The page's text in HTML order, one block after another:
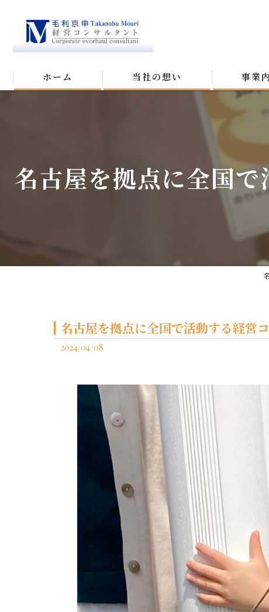
ホーム 当社の想い 事業
名古屋を拠点に全国
名古屋を拠点に全国で活動する経営
2024/04/08